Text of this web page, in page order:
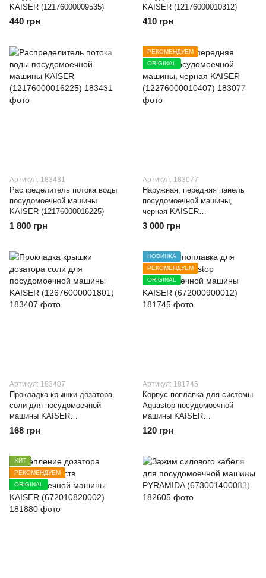
KAISER (12176000009535)
440 грн
KAISER (12176000010312)
410 грн
Артикул: 183431
Распределитель потока воды
посудомоечной машины
KAISER (12176000016225)
1 800 грн
РЕКОМЕНДУЕМ
ORIGINAL
Артикул: 183077
Наружная, передняя панель
посудомоечной машины,
черная KAISER
(12276000010407)
3 000 грн
Артикул: 183407
Прокладка крышки дозатора
соли для посудомоечной
машины KAISER
(12676000001801)
168 грн
НОВИНКА
РЕКОМЕНДУЕМ
ORIGINAL
Артикул: 181745
Корпус поплавка для системы
Aquastop посудомоечной
машины KAISER
(672000900012)
120 грн
ХИТ
РЕКОМЕНДУЕМ
ORIGINAL